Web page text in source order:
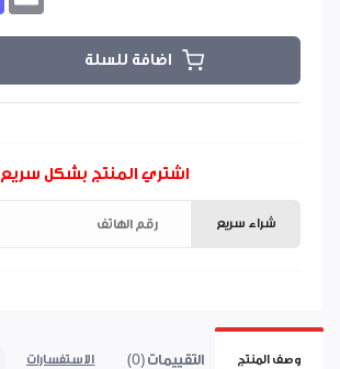
اضافة للسلة
اشتري المنتج بشكل سريع
شراء سريع
وصف المنتج التقييمات (0) الاستفسارات